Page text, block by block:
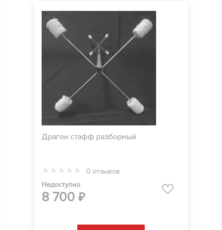
Драгон стафф разборный
0 отзывов
Недоступно
8 700 ₽